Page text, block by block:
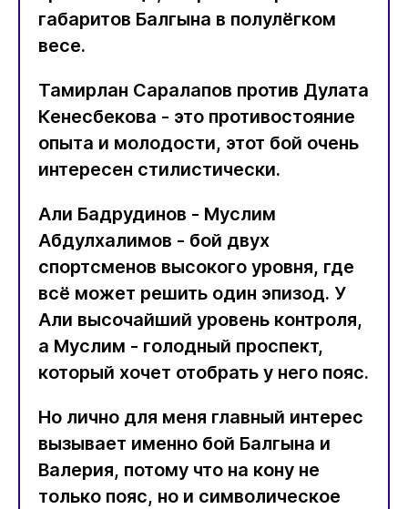
габаритов Балгына в полулёгком
весе.
Тамирлан Саралапов против Дулата
Кенесбекова - это противостояние
опыта и молодости, этот бой очень
интересен стилистически.
Али Бадрудинов - Муслим
Абдулхалимов - бой двух
спортсменов высокого уровня, где
всё может решить один эпизод. У
Али высочайший уровень контроля,
а Муслим - голодный проспект,
который хочет отобрать у него пояс.
Но лично для меня главный интерес
вызывает именно бой Балгына и
Валерия, потому что на кону не
только пояс, но и символическое